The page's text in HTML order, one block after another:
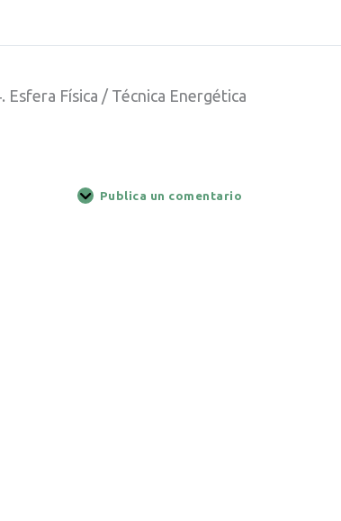
Esfera Física / Técnica Energética
Publica un comentario